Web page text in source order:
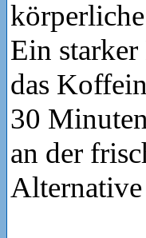
Ein
das
30
an der
Alternative